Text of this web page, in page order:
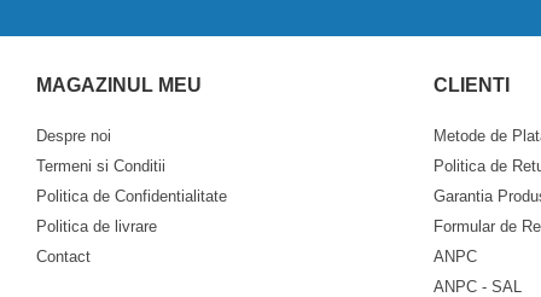
Furtunuri
Hidrofoare
Pompe de apa de suprafata
Pompe recirculare
Pompe submersibile
MAGAZINUL MEU
Despre noi
Termeni si Conditii
Politica de Confidentialitate
Politica de livrare
Contact
CLIENTI
Metode de
Politica de
Garantia
Formular de
ANPC
ANPC - SAL